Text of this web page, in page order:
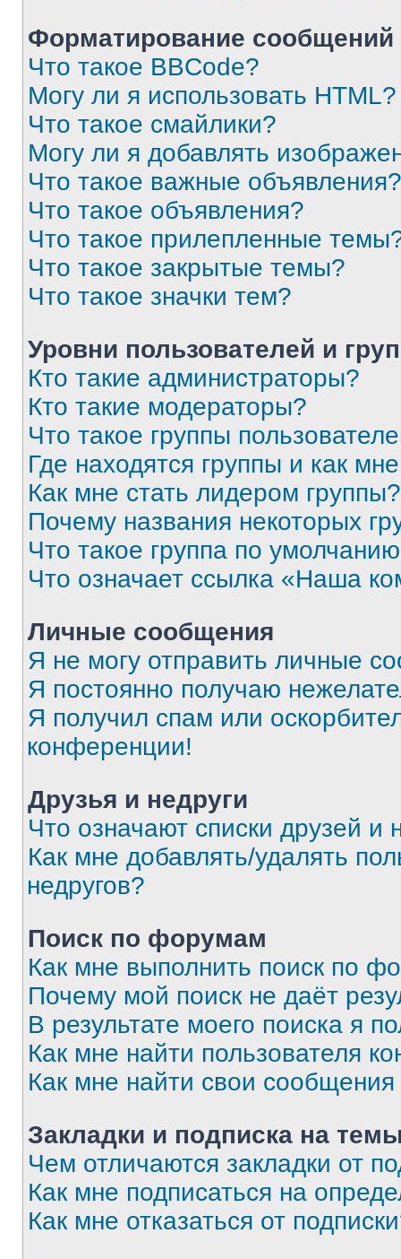
Форматирование
Что такое BBCode?
Могу ли я использовать HTML?
Что такое смайлики?
Могу ли я добавлять
Что такое важные объявления?
Что такое объявления?
Что такое прилепленные
Что такое закрытые темы?
Что такое значки тем?
Уровни пользователей и
Кто такие администраторы?
Кто такие модераторы?
Что такое группы
Где находятся группы и как
Как мне стать лидером группы?
Почему названия некоторых
Что такое группа по
Что означает ссылка «Наша
Личные сообщения
Я не могу отправить личные
Я постоянно получаю
Я получил спам или
конференции!
Друзья и недруги
Что означают списки друзей и
Как мне добавлять/удалять
недругов?
Поиск по форумам
Как мне выполнить поиск по
Почему мой поиск не даёт
В результате моего поиска я
Как мне найти пользователя
Как мне найти свои
Закладки и подписка на
Чем отличаются закладки от
Как мне подписаться на
Как мне отказаться от